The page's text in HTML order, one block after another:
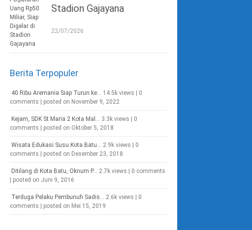
Stadion Gajayana
22/07/2026
Berita Terpopuler
40 Ribu Aremania Siap Turun ke... 14.5k views
0
comments
posted on November 9, 2022
Kejam, SDK St Maria 2 Kota Mal... 3.3k views
0
comments
posted on Oktober 5, 2018
Wisata Edukasi Susu Kota Batu... 2.9k views
0
comments
posted on Desember 23, 2018
Ditilang di Kota Batu, Oknum P... 2.7k views
0 comments
posted on Juni 9, 2016
Terduga Pelaku Pembunuh Sadis... 2.6k views
0
comments
posted on Mei 15, 2019